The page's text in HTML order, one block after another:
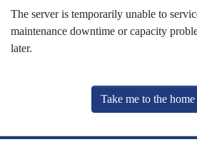
The server is temporarily unable to
maintenance downtime or capacity
later.
Take me to the home